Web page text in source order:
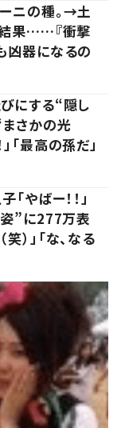
ニの種。→土
果……『衝撃
凶器になるの
にする“隠し
さかの光
「最高の孫だ」
やばー！！」
”に277万表
）」「な、なる